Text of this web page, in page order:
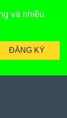
và nhiều
ĐĂNG KÝ